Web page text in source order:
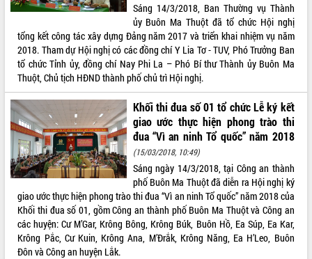
VIDEO
Không có file video nào để phát.
LIÊN KẾT WEB
Sáng 14/3/2018, Ban Thường vụ Thành
ủy Buôn Ma Thuột đã tổ chức Hội nghị
tổng kết công tác xây dựng Đảng năm 2017 và triển khai nhiệm vụ năm
2018. Tham dự Hội nghị có các đồng chí Y Lia Tơ - TUV, Phó Trưởng Ban
tổ chức Tỉnh ủy, đồng chí Nay Phi La – Phó Bí thư Thành ủy Buôn Ma
Thuột, Chủ tịch HĐND thành phố chủ trì Hội nghị.
Khối thi đua số 01 tổ chức Lễ ký kết
giao ước thực hiện phong trào thi
đua “Vì an ninh Tổ quốc” năm 2018
(15/03/2018, 10:49)
Sáng ngày 14/3/2018, tại Công an thành
phố Buôn Ma Thuột đã diễn ra Hội nghị ký
giao ước thực hiện phong trào thi đua “Vì an ninh Tổ quốc” năm 2018 của
Khối thi đua số 01, gồm Công an thành phố Buôn Ma Thuột và Công an
các huyện: Cư M’Gar, Krông Bông, Krông Búk, Buôn Hồ, Ea Súp, Ea Kar,
Krông Pắc, Cư Kuin, Krông Ana, M’Đrắk, Krông Năng, Ea H’Leo, Buôn
Đôn và Công an huyện Lắk.